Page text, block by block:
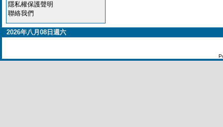
隱私權保護聲明
聯絡我們
2026年八月08日週六